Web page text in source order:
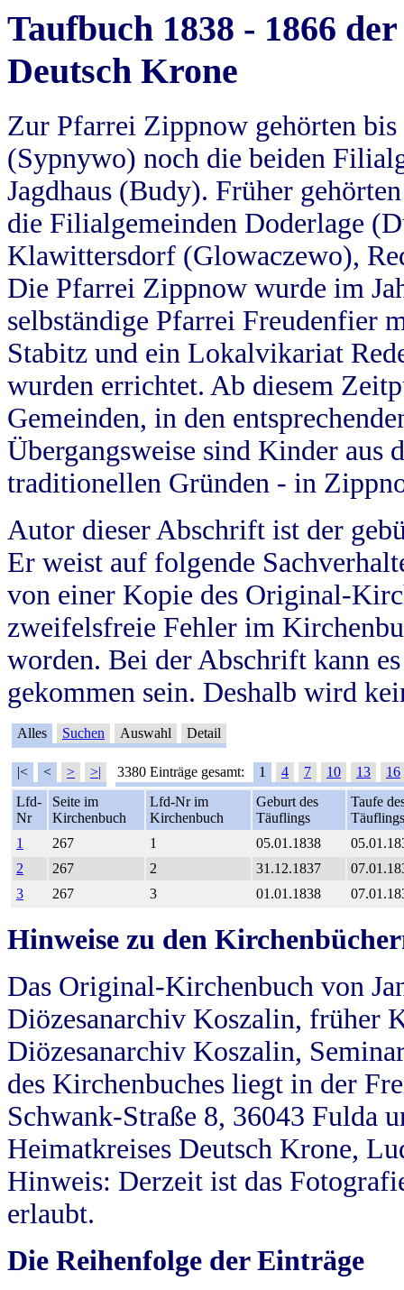
Taufbuch 1838 - 1866
Deutsch Krone
Zur Pfarrei Zippnow gehörten
(Sypnywo) noch die beiden
Jagdhaus (Budy). Früher
die Filialgemeinden Doderlage
Klawittersdorf (Glowaczewo),
Die Pfarrei Zippnow wurde im
selbständige Pfarrei Freudenfier
Stabitz und ein Lokalvikariat
wurden errichtet. Ab diesem
Gemeinden, in den
Übergangsweise sind Kinder aus
traditionellen Gründen - in
Autor dieser Abschrift ist der
Er weist auf folgende
von einer Kopie des Original-
zweifelsfreie Fehler im
worden. Bei der Abschrift kann
gekommen sein. Deshalb wird
Alles Suchen Auswahl Detail
|< < > >| 3380 Einträge gesamt: 1 4 7 10 13
16
Lfd-
Nr
Seite im
Kirchenbuch
Lfd-Nr im
Kirchenbuch
Geburt des
Täuflings
Taufe
Täuflings
1
267 1 05.01.1838
2
267 2 31.12.1837
3
267 3 01.01.1838
Hinweise zu den
Das Original-Kirchenbuch von
Diözesanarchiv Koszalin, früher
Diözesanarchiv Koszalin,
des Kirchenbuches liegt in der
Schwank-Straße 8, 36043 Fulda
Heimatkreises Deutsch Krone,
Hinweis: Derzeit ist das
erlaubt.
Die Reihenfolge der Einträge